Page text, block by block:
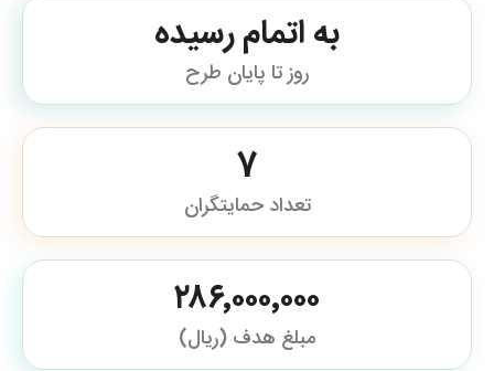
به اتمام رسیده
روز تا پایان طرح
7
تعداد حمایتگران
۲۸۶٬۰۰۰٬۰۰۰
مبلغ هدف (ریال)